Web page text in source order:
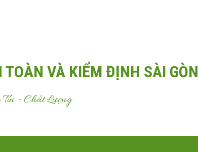
VÀ KIỂM ĐỊNH SÀI GÒN
- Chất Lượng